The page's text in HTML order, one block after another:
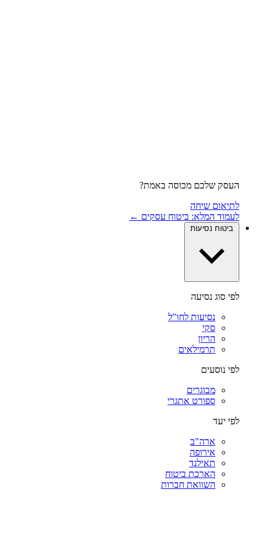
העסק שלכם מכוסה באמת?
לתיאום שיחה
לעמוד המלא: ביטוח עסקים ←
ביטוח נסיעות
לפי סוג נסיעה
נסיעות לחו"ל
סקי
הריון
תרמילאים
לפי נוסעים
מבוגרים
ספורט אתגרי
לפי יעד
ארה"ב
אירופה
תאילנד
הארכת ביטוח
השוואת חברות